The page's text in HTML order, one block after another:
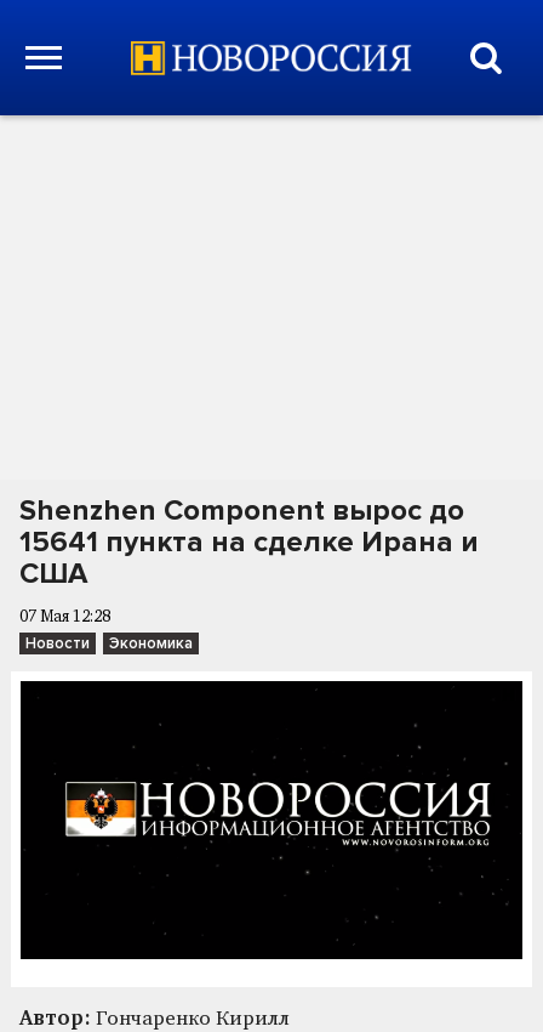
Shenzhen Component вырос до
15641 пункта на сделке Ирана и
США
07 Мая 12:28
Новости Экономика
Автор: Гончаренко Кирилл